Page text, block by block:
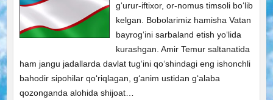
g‘urur-iftixor, or-nomus timsoli bo‘lib
kelgan. Bobolarimiz hamisha Vatan
bayrog‘ini sarbaland etish yo‘lida
kurashgan. Amir Temur saltanatida
ham jangu jadallarda davlat tug‘ini qo‘shindagi eng ishonchli
bahodir sipohilar qo‘riqlagan, g‘anim ustidan g‘alaba
qozonganda alohida shijoat…